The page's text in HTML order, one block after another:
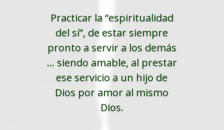
Practicar la “espiritualidad
del sí”, de estar siempre
pronto a servir a los demás
... siendo amable, al prestar
ese servicio a un hijo de
Dios por amor al mismo
Dios.